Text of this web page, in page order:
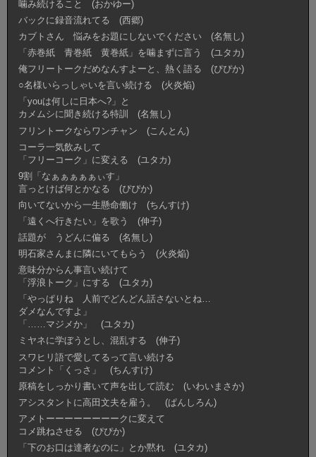
噛み続けること (おかゆー)
バックに録音流れてる (西郷)
カブトさん 悩みをお題にしないでください (名無し)
「赤巻紙 青巻紙 黄巻紙」を噛まずに言う (ユタカ)
俺フリートークだめなんすよーと、熱く語る (ぴぴか)
○名様いらっしゃいを言い続ける (火炎焔)
「youは何しに日本へ?」と
カメムシに聞き続ける特訓 (名無し)
フリントークならワンチャン (こんとん)
コーラ一気飲みして
「フリーコーク」に変える (ユタカ)
9割「なぁぁぁぁぁぃす」
言っとけば何とかなる (ぴぴか)
向いてないから一生懸命働け (ちんすけ)
「遠くへ行きたい」を歌う (伸子)
話題が うどんに偏る (名無し)
明石家さんまに隣にいてもらう (火炎焔)
意味分からん事言い続けて
「浮浪トーク」にする (ユタカ)
「やっぱりね 人前でどんどん話さないとね…
ダメなんですよ」
「……マジメか」 (ユタカ)
ミヤネに学ぼうとし、混乱する (伸子)
スワヒリ語で愛してるって言い続ける
コメント「くっさ」 (ちんすけ)
原稿をしっかり書いて声を出して読む (いわいまさか)
アシスタントに高田文夫を雇う。 (ぱんしろん)
アメトーーーーーーーークに変えて
コメ跳ねさせる (ぴぴか)
「下のお口は達者なのに」とか黙れ (ユタカ)